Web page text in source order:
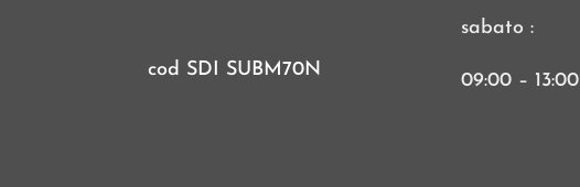
cod SDI SUBM70N
sabato :
09:00 – 13:00